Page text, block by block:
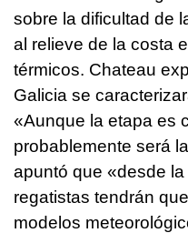
sobre la dificultad de
al relieve de la costa
térmicos. Chateau
Galicia se
«Aunque la etapa es
probablemente será
apuntó que «desde
regatistas tendrán
modelos